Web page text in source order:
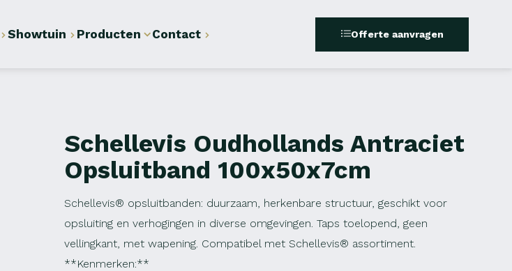
Showtuin Producten Contact Offerte aanvragen
Schellevis Oudhollands Antraciet
Opsluitband 100x50x7cm
Schellevis® opsluitbanden: duurzaam, herkenbare structuur, geschikt voor
opsluiting en verhogingen in diverse omgevingen. Taps toelopend, geen
vellingkant, met wapening. Compatibel met Schellevis® assortiment.
**Kenmerken:**